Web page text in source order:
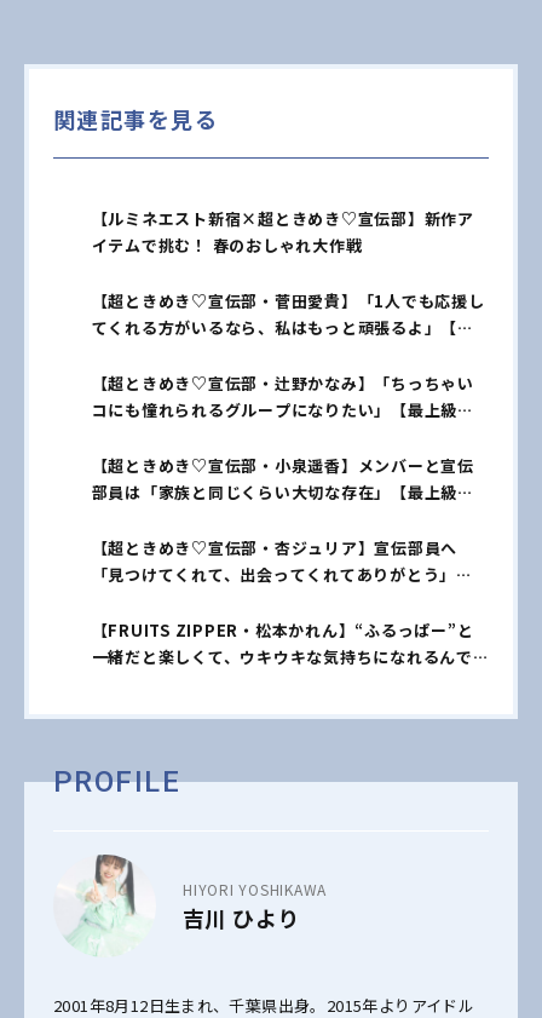
関連記事を見る
【ルミネエスト新宿×超ときめき♡宣伝部】新作ア
イテムで挑む！ 春のおしゃれ大作戦
【超ときめき♡宣伝部・菅田愛貴】「1人でも応援し
てくれる方がいるなら、私はもっと頑張るよ」【最
【超ときめき♡宣伝部・辻野かなみ】「ちっちゃい
コにも憧れられるグループになりたい」【最上級に
【超ときめき♡宣伝部・小泉遥香】メンバーと宣伝
部員は「家族と同じくらい大切な存在」【最上級に
【超ときめき♡宣伝部・杏ジュリア】宣伝部員へ
「見つけてくれて、出会ってくれてありがとう」
【FRUITS ZIPPER・松本かれん】“ふるっぱー”と
一緒だと楽しくて、ウキウキな気持ちになれるんで
PROFILE
HIYORI YOSHIKAWA
吉川 ひより
2001年8月12日生まれ、千葉県出身。2015年よりアイドル